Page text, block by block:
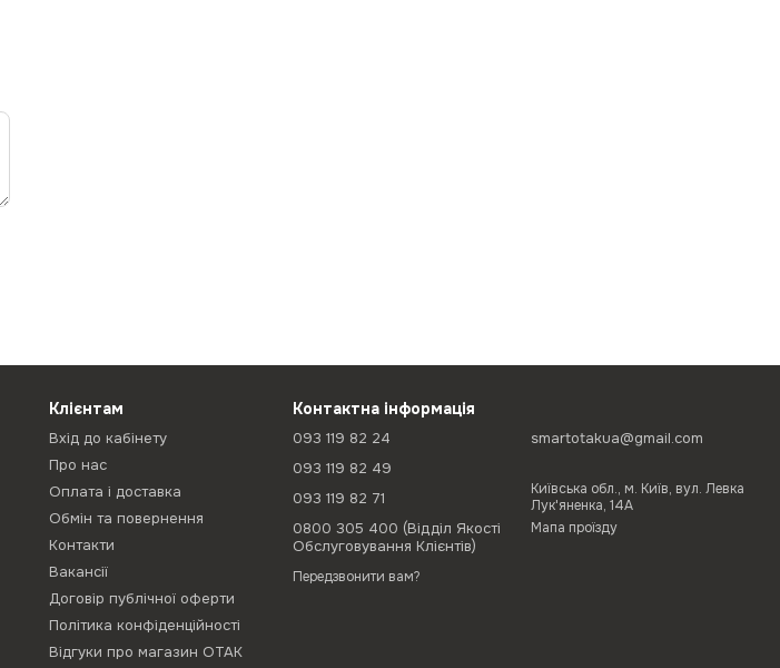
Клієнтам
Вхід до кабінету
Про нас
Оплата і доставка
Обмін та повернення
Контакти
Вакансії
Договір публічної оферти
Політика конфіденційності
Відгуки про магазин ОТАК
Контактна інформація
093 119 82 24
093 119 82 49
093 119 82 71
0800 305 400 (Відділ Якості
Обслуговування Клієнтів)
Передзвонити вам?
smartotakua@gmail.com
Київська обл., м. Київ, вул. Левка
Лук'яненка, 14А
Мапа проїзду